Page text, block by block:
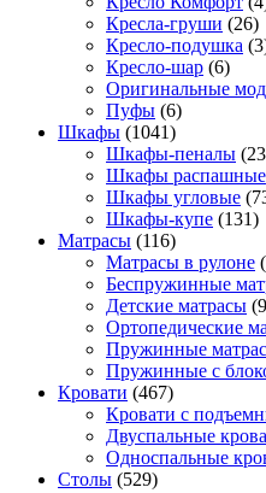
Кресла-груши (26)
Кресло-подушка
Кресло-шар (6)
Оригинальные
Пуфы (6)
Шкафы (1041)
Шкафы-пеналы
Шкафы распашные
Шкафы угловые
Шкафы-купе (131)
Матрасы (116)
Матрасы в рулоне
Беспружинные
Детские матрасы
Ортопедические
Пружинные
Пружинные с
Кровати (467)
Кровати с
Двуспальные
Односпальные
Столы (529)